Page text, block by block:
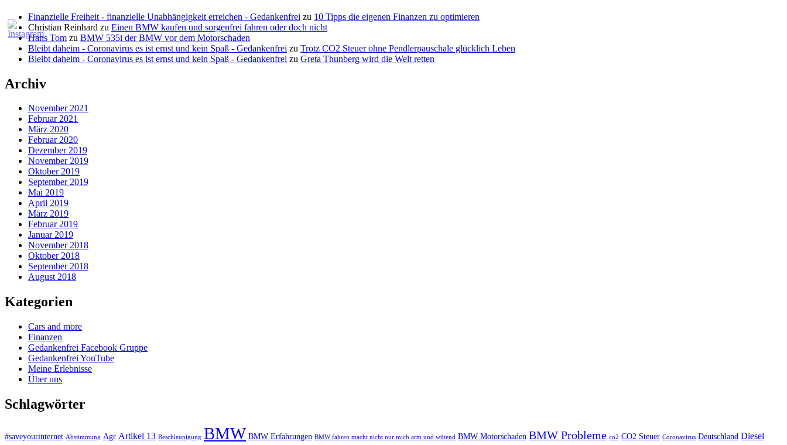
Finanzielle Freiheit - finanzielle Unabhängigkeit erreichen - Gedankenfrei zu 10 Tipps die eigenen Finanzen zu optimieren
Christian Reinhard zu Einen BMW kaufen und sorgenfrei fahren oder doch nicht
Hans Tom zu BMW 535i der BMW vor dem Motorschaden
Bleibt daheim - Coronavirus es ist ernst und kein Spaß - Gedankenfrei zu Trotz CO2 Steuer ohne Pendlerpauschale glücklich Leben
Bleibt daheim - Coronavirus es ist ernst und kein Spaß - Gedankenfrei zu Greta Thunberg wird die Welt retten
Archiv
November 2021
Februar 2021
März 2020
Februar 2020
Dezember 2019
November 2019
Oktober 2019
September 2019
Mai 2019
April 2019
März 2019
Februar 2019
Januar 2019
November 2018
Oktober 2018
September 2018
August 2018
Kategorien
Cars and more
Finanzen
Gedankenfrei Facebook Gruppe
Gedankenfrei YouTube
Meine Erlebnisse
Über uns
Schlagwörter
#saveyourinternet Abstimmung Agr Artikel 13 Beschleunigung BMW BMW Erfahrungen BMW fahren macht nicht nur mich arm und wütend BMW Motorschaden BMW Probleme co2 CO2 Steuer Coronavirus Deutschland Diesel